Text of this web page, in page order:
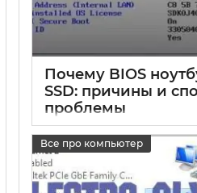
Почему BIOS
SSD: причины и
проблемы
17 05 2025 0
Все про компьютер